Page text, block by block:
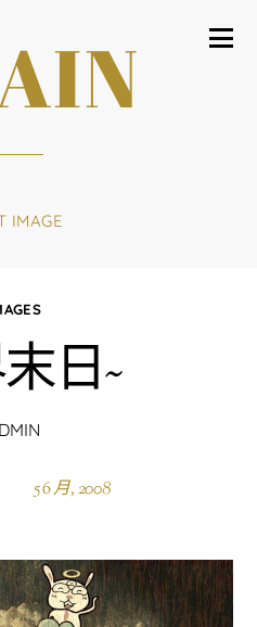
IMAGE
日~
5 6 月, 2008